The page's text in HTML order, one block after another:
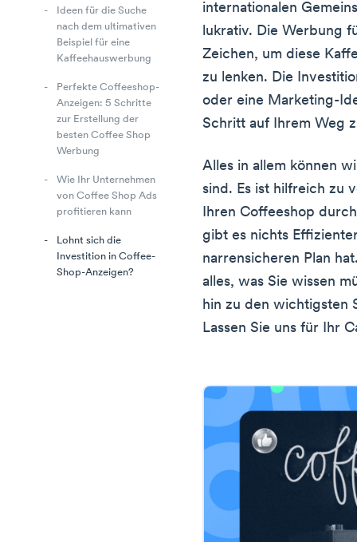
Ideen für die Suche
nach dem ultimativen
Beispiel für eine
Kaffeehauswerbung
Perfekte Coffeeshop-
Anzeigen: 5 Schritte
zur Erstellung der
besten Coffee Shop
Werbung
Wie Ihr Unternehmen
von Coffee Shop Ads
profitieren kann
Lohnt sich die
Investition in Coffee-
Shop-Anzeigen?
internationalen
lukrativ. Die Werbung
Zeichen, um diese
zu lenken. Die
oder eine Marketing-
Schritt auf Ihrem Weg
Alles in allem können
sind. Es ist hilfreich zu
Ihren Coffeeshop
gibt es nichts
narrensicheren Plan
alles, was Sie wissen
hin zu den wichtigsten
Lassen Sie uns für Ihr